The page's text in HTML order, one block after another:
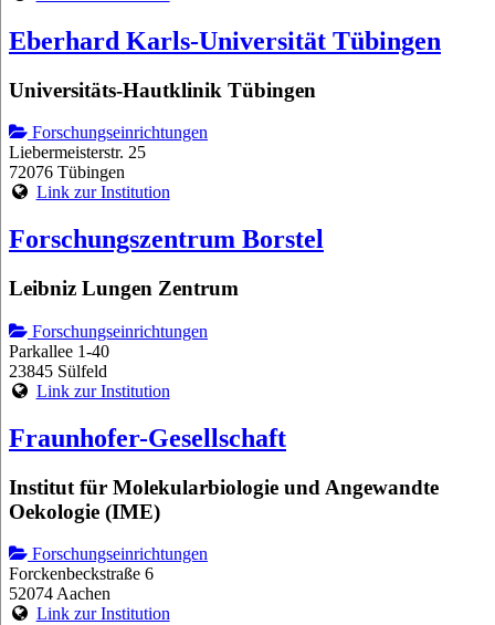
Eberhard Karls-Universität Tübingen
Universitäts-Hautklinik Tübingen
Forschungseinrichtungen
Liebermeisterstr. 25
72076 Tübingen
Link zur Institution
Forschungszentrum Borstel
Leibniz Lungen Zentrum
Forschungseinrichtungen
Parkallee 1-40
23845 Sülfeld
Link zur Institution
Fraunhofer-Gesellschaft
Institut für Molekularbiologie und Angewandte
Oekologie (IME)
Forschungseinrichtungen
Forckenbeckstraße 6
52074 Aachen
Link zur Institution